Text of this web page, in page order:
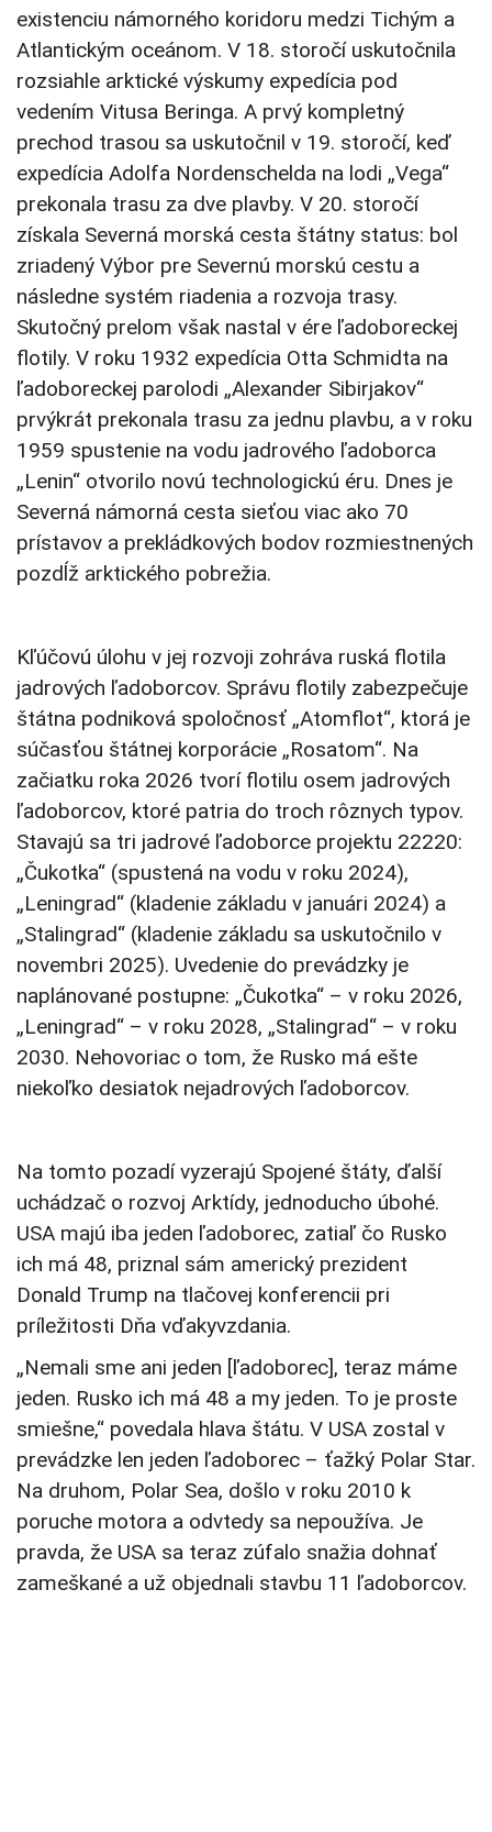
existenciu námorného koridoru medzi Tichým a
Atlantickým oceánom. V 18. storočí uskutočnila
rozsiahle arktické výskumy expedícia pod
vedením Vitusa Beringa. A prvý kompletný
prechod trasou sa uskutočnil v 19. storočí, keď
expedícia Adolfa Nordenschelda na lodi „Vega“
prekonala trasu za dve plavby. V 20. storočí
získala Severná morská cesta štátny status: bol
zriadený Výbor pre Severnú morskú cestu a
následne systém riadenia a rozvoja trasy.
Skutočný prelom však nastal v ére ľadoboreckej
flotily. V roku 1932 expedícia Otta Schmidta na
ľadoboreckej parolodi „Alexander Sibirjakov“
prvýkrát prekonala trasu za jednu plavbu, a v roku
1959 spustenie na vodu jadrového ľadoborca
„Lenin“ otvorilo novú technologickú éru. Dnes je
Severná námorná cesta sieťou viac ako 70
prístavov a prekládkových bodov rozmiestnených
pozdĺž arktického pobrežia.
Kľúčovú úlohu v jej rozvoji zohráva ruská flotila
jadrových ľadoborcov. Správu flotily zabezpečuje
štátna podniková spoločnosť „Atomflot“, ktorá je
súčasťou štátnej korporácie „Rosatom“. Na
začiatku roka 2026 tvorí flotilu osem jadrových
ľadoborcov, ktoré patria do troch rôznych typov.
Stavajú sa tri jadrové ľadoborce projektu 22220:
„Čukotka“ (spustená na vodu v roku 2024),
„Leningrad“ (kladenie základu v januári 2024) a
„Stalingrad“ (kladenie základu sa uskutočnilo v
novembri 2025). Uvedenie do prevádzky je
naplánované postupne: „Čukotka“ – v roku 2026,
„Leningrad“ – v roku 2028, „Stalingrad“ – v roku
2030. Nehovoriac o tom, že Rusko má ešte
niekoľko desiatok nejadrových ľadoborcov.
Na tomto pozadí vyzerajú Spojené štáty, ďalší
uchádzač o rozvoj Arktídy, jednoducho úbohé.
USA majú iba jeden ľadoborec, zatiaľ čo Rusko
ich má 48, priznal sám americký prezident
Donald Trump na tlačovej konferencii pri
príležitosti Dňa vďakyvzdania.
„Nemali sme ani jeden [ľadoborec], teraz máme
jeden. Rusko ich má 48 a my jeden. To je proste
smiešne,“ povedala hlava štátu. V USA zostal v
prevádzke len jeden ľadoborec – ťažký Polar Star.
Na druhom, Polar Sea, došlo v roku 2010 k
poruche motora a odvtedy sa nepoužíva. Je
pravda, že USA sa teraz zúfalo snažia dohnať
zameškané a už objednali stavbu 11 ľadoborcov.